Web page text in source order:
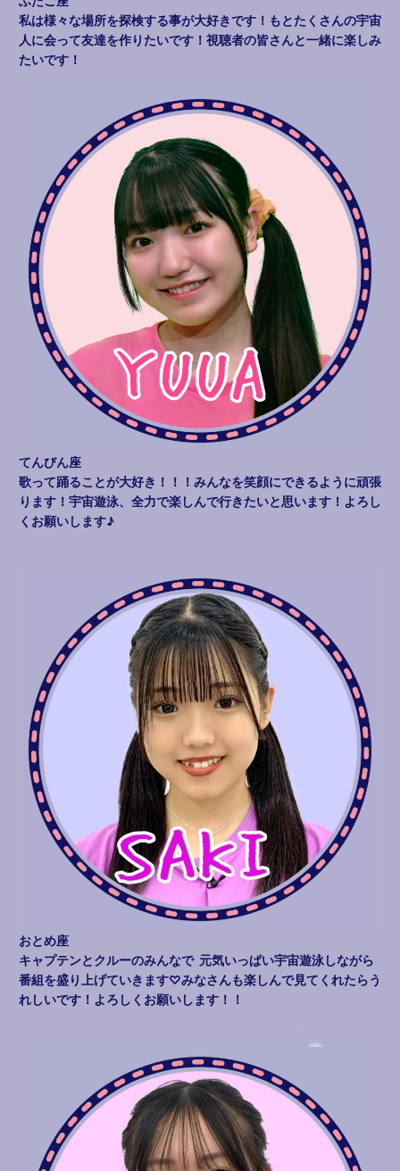
私は様々な場所を探検する事が大好きです！もとたくさんの宇宙
人に会って友達を作りたいです！視聴者の皆さんと一緒に楽しみ
たいです！
てんびん座
歌って踊ることが大好き！！！みんなを笑顔にできるように頑張
ります！宇宙遊泳、全力で楽しんで行きたいと思います！よろし
くお願いします♪
おとめ座
キャプテンとクルーのみんなで 元気いっぱい宇宙遊泳しながら
番組を盛り上げていきます♡みなさんも楽しんで見てくれたらう
れしいです！よろしくお願いします！！